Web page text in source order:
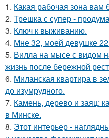
1. Какая рабочая зона вам
2. Трешка с супер -
3. Ключ к выживанию.
4. Мне 32, моей девушке
5. Вилла на мысе с видом
жизнь после бережной
6. Миланская квартира в
до изумрудного.
7. Камень, дерево и заяц:
в Минске.
8. Этот интерьер -